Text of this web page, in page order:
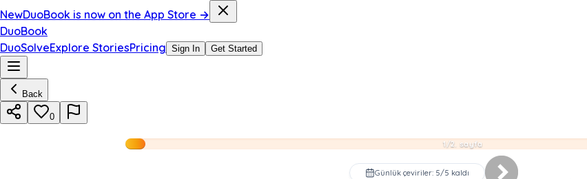
NewDuoBook is now on the App Store →
DuoBook
DuoSolveExplore StoriesPricing Sign In Get Started
Back
0
1/2. sayfa
Günlük çeviriler: 5/5 kaldı